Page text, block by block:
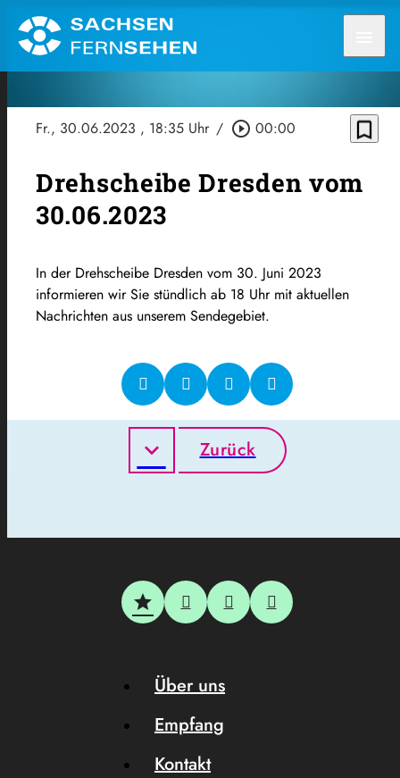
Fr., 30.06.2023 , 18:35 Uhr / play_circle_outline 00:00 bookmark_border
Drehscheibe Dresden vom
30.06.2023
In der Drehscheibe Dresden vom 30. Juni 2023
informieren wir Sie stündlich ab 18 Uhr mit aktuellen
Nachrichten aus unserem Sendegebiet.
Zurück
Über uns
Empfang
Kontakt